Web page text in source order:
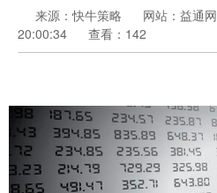
来源：快牛策略 网站：益通网
20:00:34
查看：142